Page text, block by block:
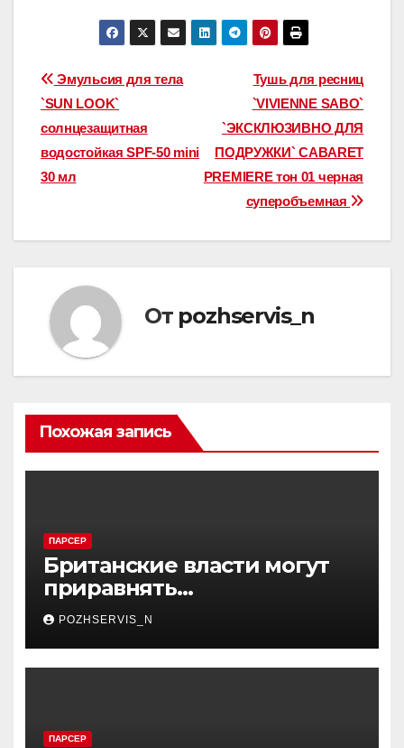
Навигация
по
записям
Тушь для ресниц
`VIVIENNE SABO`
`ЭКСКЛЮЗИВНО ДЛЯ
ПОДРУЖКИ` CABARET
PREMIERE тон 01 черная
суперобъемная
Эмульсия для тела
`SUN LOOK`
солнцезащитная
водостойкая SPF-50 mini
30 мл
От pozhservis_n
Похожая запись
ПАРСЕР
Британские власти могут
приравнять
женоненавистничество к
терроризму
POZHSERVIS_N
ПАРСЕР